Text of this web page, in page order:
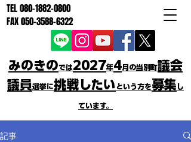
TEL080-1882-0800
FAX050-3588-6322
みのきのでは2027年4月の当別町議会
議員選挙に挑戦したい という方を募集 し
ています。
記事